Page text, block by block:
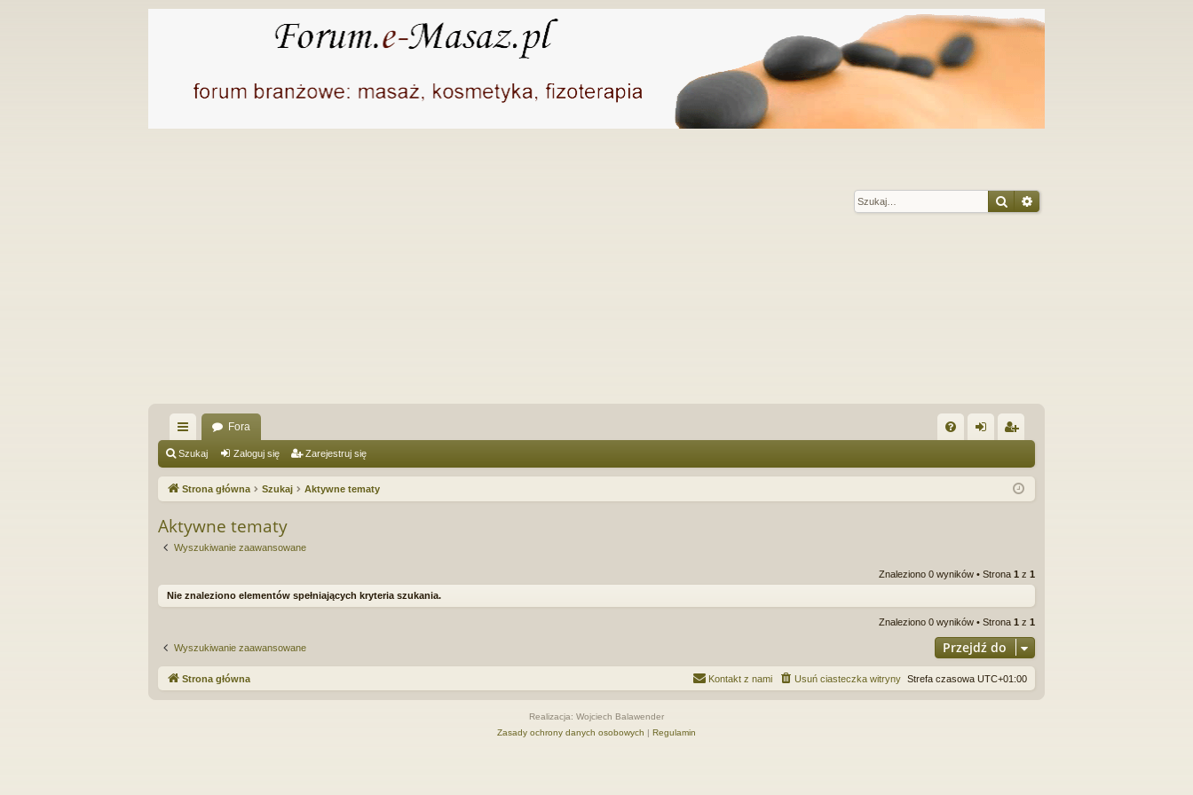
Szukaj
ię
ce
…
Fora
Q og ej
si
Szukaj Zaloguj się Zarejestruj się
Strona główna Szukaj Aktywne tematy
Aktywne tematy
Wyszukiwanie zaawansowane
Znaleziono 0 wyników • Strona 1 z 1
Nie znaleziono elementów spełniających kryteria szukania.
Znaleziono 0 wyników • Strona 1 z 1
Wyszukiwanie zaawansowane Przejdź do
Strona główna Strefa czasowa UTC+01:00
Usuń ciasteczka witryny
Kontakt z nami
Realizacja: Wojciech Balawender
Zasady ochrony danych osobowych | Regulamin